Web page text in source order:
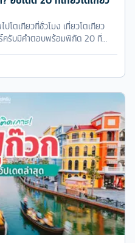
โตเกียวกี่ชั่วโมง เที่ยวโตเกียว
ร์ครับมีคำตอบพร้อมพิกัด 20 ที่